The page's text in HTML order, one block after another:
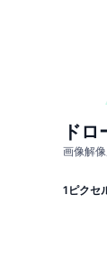
ド
画像解
1ピクセ